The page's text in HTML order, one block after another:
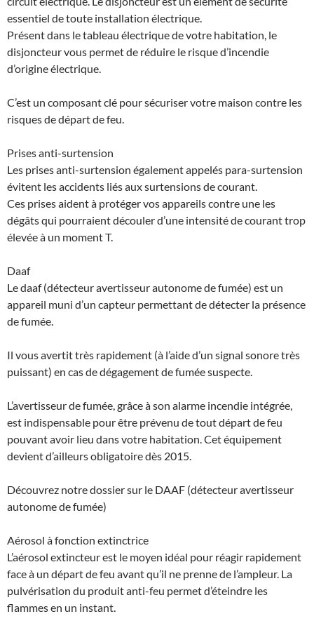
essentiel de toute installation électrique.
Présent dans le tableau électrique de votre habitation, le
disjoncteur vous permet de réduire le risque d’incendie
d’origine électrique.
C’est un composant clé pour sécuriser votre maison contre les
risques de départ de feu.
Prises anti-surtension
Les prises anti-surtension également appelés para-surtension
évitent les accidents liés aux surtensions de courant.
Ces prises aident à protéger vos appareils contre une les
dégâts qui pourraient découler d’une intensité de courant trop
élevée à un moment T.
Daaf
Le daaf (détecteur avertisseur autonome de fumée) est un
appareil muni d’un capteur permettant de détecter la présence
de fumée.
Il vous avertit très rapidement (à l’aide d’un signal sonore très
puissant) en cas de dégagement de fumée suspecte.
L’avertisseur de fumée, grâce à son alarme incendie intégrée,
est indispensable pour être prévenu de tout départ de feu
pouvant avoir lieu dans votre habitation. Cet équipement
devient d’ailleurs obligatoire dès 2015.
Découvrez notre dossier sur le DAAF (détecteur avertisseur
autonome de fumée)
Aérosol à fonction extinctrice
L’aérosol extincteur est le moyen idéal pour réagir rapidement
face à un départ de feu avant qu’il ne prenne de l’ampleur. La
pulvérisation du produit anti-feu permet d’éteindre les
flammes en un instant.